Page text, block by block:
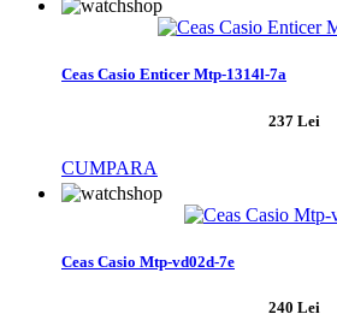
Ceas Casio Enticer Mtp-1314l-7a
237 Lei
CUMPARA
Ceas Casio Mtp-vd02d-7e
240 Lei